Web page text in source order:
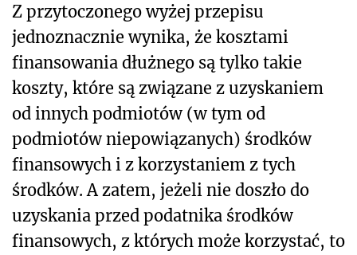
Z przytoczonego wyżej przepisu
jednoznacznie wynika, że kosztami
finansowania dłużnego są tylko takie
koszty, które są związane z uzyskaniem
od innych podmiotów (w tym od
podmiotów niepowiązanych) środków
finansowych i z korzystaniem z tych
środków. A zatem, jeżeli nie doszło do
uzyskania przed podatnika środków
finansowych, z których może korzystać, to